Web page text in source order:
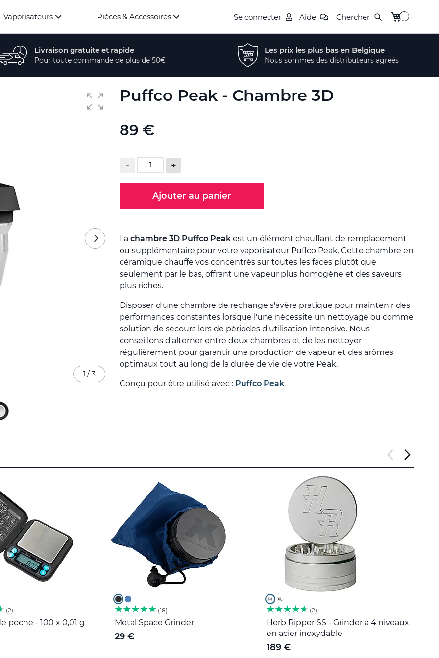
Vaporisateurs Pièces & Accessoires Se connecter Aide Chercher Mon panier
Livraison gratuite et rapide
Pour toute commande de plus de 50€
Les prix les plus bas en Belgique
Nous sommes des distributeurs agréés
Puffco Peak - Chambre 3D
89 €
- +
Ajouter au panier
La chambre 3D Puffco Peak est un élément chauffant de remplacement
ou supplémentaire pour votre vaporisateur Puffco Peak. Cette chambre en
céramique chauffe vos concentrés sur toutes les faces plutôt que
seulement par le bas, offrant une vapeur plus homogène et des saveurs
plus riches.
Disposer d'une chambre de rechange s'avère pratique pour maintenir des
performances constantes lorsque l'une nécessite un nettoyage ou comme
solution de secours lors de périodes d'utilisation intensive. Nous
conseillons d'alterner entre deux chambres et de les nettoyer
régulièrement pour garantir une production de vapeur et des arômes
optimaux tout au long de la durée de vie de votre Peak.
Conçu pour être utilisé avec : Puffco Peak.
1 / 3
2
poche - 100 x 0,01 g
18
Metal Space Grinder
29 €
2
Herb Ripper SS - Grinder à 4 niveaux
en acier inoxydable
189 €